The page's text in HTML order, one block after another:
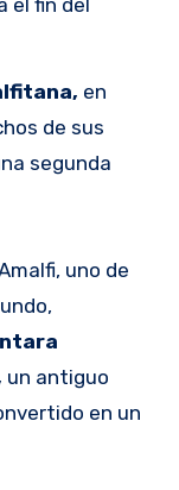
el fin del
en
de sus
segunda
uno de
un antiguo
en un